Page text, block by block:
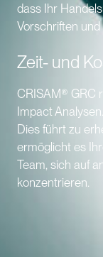
dass Ihr
Vorschriften
Zeit- und
CRISAM® GRC
Impact Analysen.
Dies führt zu
ermöglicht es
Team, sich auf
konzentrieren.